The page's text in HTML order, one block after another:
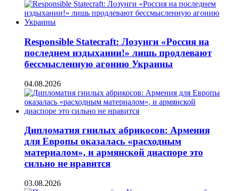
Responsible Statecraft: Лозунги «Россия на
последнем издыхании!» лишь продлевают
бессмысленную агонию Украины
04.08.2026
Дипломатия гнилых абрикосов: Армения
для Европы оказалась «расходным
материалом», и армянской диаспоре это
сильно не нравится
03.08.2026